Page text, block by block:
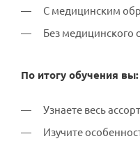
С медицинским
Без медицинского
По итогу обучения вы:
Узнаете весь
Изучите